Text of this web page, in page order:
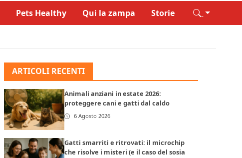
Pets Healthy Qui la zampa Storie
ARTICOLI RECENTI
Animali anziani in estate 2026:
proteggere cani e gatti dal caldo
6 Agosto 2026
Gatti smarriti e ritrovati: il microchip
che risolve i misteri (e il caso del sosia